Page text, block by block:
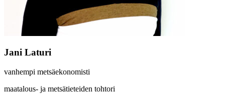
Jani Laturi
vanhempi metsäekonomisti
maatalous- ja metsätieteiden tohtori